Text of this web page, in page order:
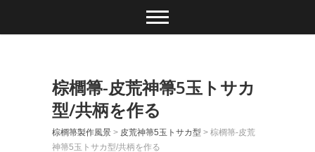
棕櫚箒-皮荒神箒5玉トサカ
型/共柄を作る
棕櫚箒製作風景 > 皮荒神箒5玉トサカ型 > 棕櫚箒-皮荒
神箒5玉トサカ型/共柄を作る